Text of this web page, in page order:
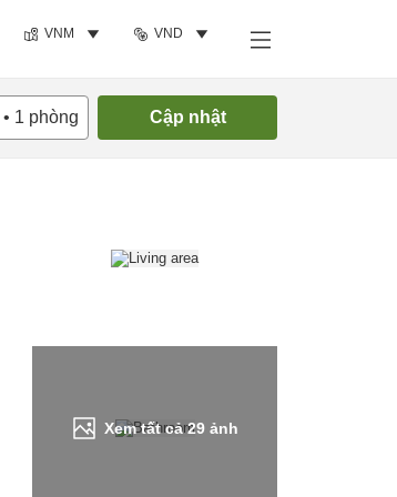
VNM VND
• 1 phòng Cập nhật
Xem tất cả29 ảnh
Tìm phòng trống